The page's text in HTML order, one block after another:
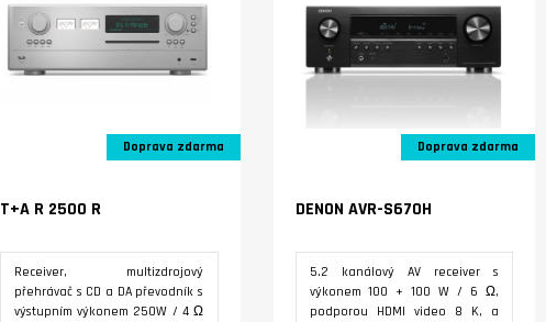
zařazení do multiroomového
systému SONOSDostupný březen
2025
Přístroj je ve stavu nového a má
za sebou přibližně 2 hodiny
provozu, navíc má z volitelného
příslušneství výrobcem
instalovaný špičkový
Doprava zdarma
T+A R 2500 R
Receiver, multizdrojový
přehrávač s CD a DA převodník s
výstupním výkonem 250W / 4 Ω
Doprava zdarma
DENON AVR-S670H
5.2 kanálový AV receiver s
výkonem 100 + 100 W / 6 Ω,
podporou HDMI video 8 K, a